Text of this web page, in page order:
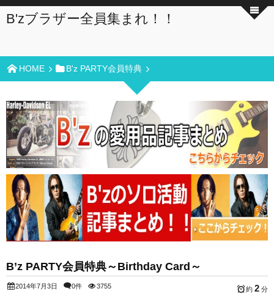
B'zブラザー全員集まれ！！
HOME B'z PARTY会員特典
B’z PARTY会員特典～Birthday Card～
2014年7月3日 0件 3755 約 2 分